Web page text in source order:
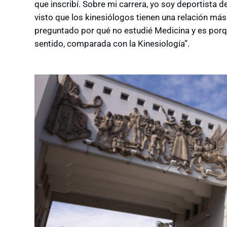
que inscribí. Sobre mi carrera, yo soy deportista
visto que los kinesiólogos tienen una relación
preguntado por qué no estudié Medicina y es
sentido, comparada con la Kinesiología”.